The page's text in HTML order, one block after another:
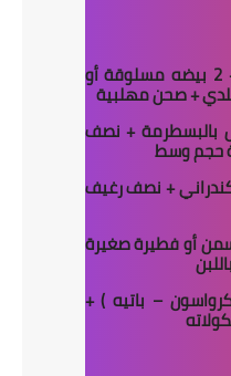
فلافل + صحن فول + 2 بيضه مسلوقة أو
+ صحن مهلبية
بالبسطرمة + نصف
حجم وسط
+ نصف رغيف
أو فطيرة صغيرة
– باتيه ) +